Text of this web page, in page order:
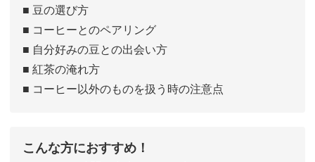
■ 豆の選び方
■ コーヒーとのペアリング
■ 自分好みの豆との出会い方
■ 紅茶の淹れ方
■ コーヒー以外のものを扱う時の注意点
こんな方におすすめ！